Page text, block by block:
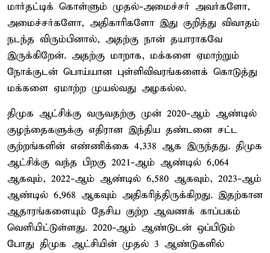
மார்தட்டிக் கொள்ளும் முதல்-அமைச்சர் அவர்களோ,
அமைச்சர்களோ, அதிகாரிகளோ இது குறித்து விவாதம்
நடந்த விரும்பினால், அதற்கு நான் தயாராகவே
இருக்கிறேன். அதற்கு மாறாக, மக்களை ஏமாற்றும்
நோக்குடன் பொய்யான புள்ளிவிவரங்களைக் கொடுத்து
மக்களை ஏமாற்ற முயல்வது அழகல்ல.
திமுக ஆட்சிக்கு வருவதற்கு முன் 2020-ஆம் ஆண்டில்
குழந்தைகளுக்கு எதிரான இந்திய தண்டனை சட்ட
குற்றங்களின் எண்ணிக்கை 4,338 ஆக இருந்தது. திமுக
ஆட்சிக்கு வந்த பிறகு 2021-ஆம் ஆண்டில் 6,064
ஆகவும், 2022-ஆம் ஆண்டில் 6,580 ஆகவும், 2023-ஆம்
ஆண்டில் 6,968 ஆகவும் அதிகரித்திருக்கிறது. இதற்கான
ஆதாரங்களையும் தேசிய குற்ற ஆவணக் காப்பகம்
வெளியிட்டுள்ளது. 2020-ஆம் ஆண்டுடன் ஒப்பிடும்
போது திமுக ஆட்சியின் முதல் 3 ஆண்டுகளில்